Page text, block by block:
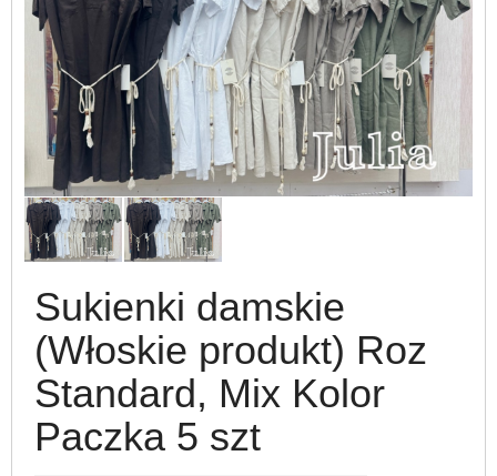
Sukienki damskie
(Włoskie produkt) Roz
Standard, Mix Kolor
Paczka 5 szt